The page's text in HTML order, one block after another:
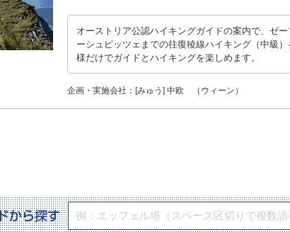
オーストリア公認ハイキングガイドの案内で、ゼ
ーシュピッツェまでの往復稜線ハイキング（中級
様だけでガイドとハイキングを楽しめます。
企画・実施会社：[みゅう] 中欧 （ウィーン）